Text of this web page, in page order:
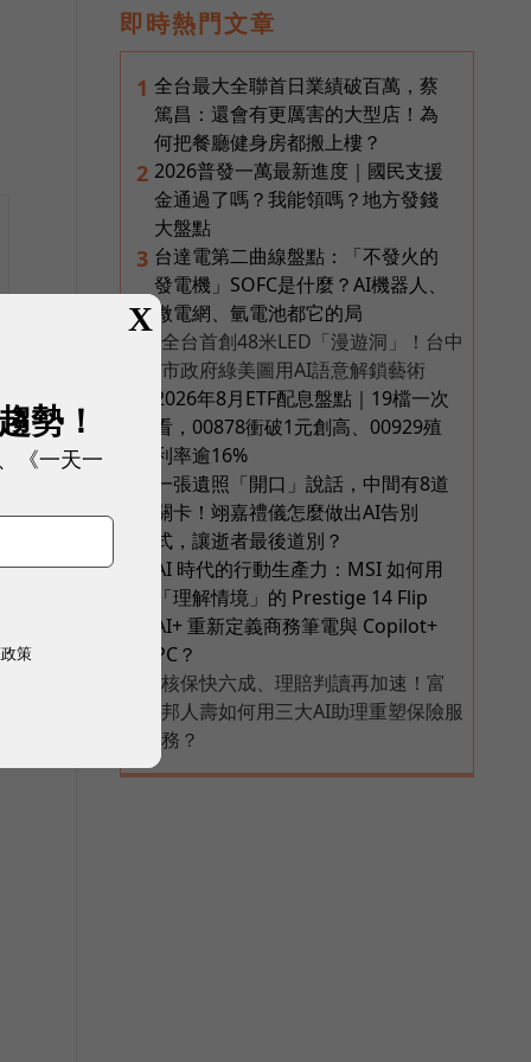
即時熱門文章
1 全台最大全聯首日業績破百萬，蔡
篤昌：還會有更厲害的大型店！為
何把餐廳健身房都搬上樓？
2 2026普發一萬最新進度｜國民支援
金通過了嗎？我能領嗎？地方發錢
大盤點
3 台達電第二曲線盤點：「不發火的
發電機」SOFC是什麼？AI機器人、
微電網、氫電池都它的局
全台首創48米LED「漫遊洞」！台中
市政府綠美圖用AI語意解鎖藝術
2026年8月ETF配息盤點｜19檔一次
看，00878衝破1元創高、00929殖
利率逾16%
一張遺照「開口」說話，中間有8道
關卡！翊嘉禮儀怎麼做出AI告別
式，讓逝者最後道別？
AI 時代的行動生產力：MSI 如何用
「理解情境」的 Prestige 14 Flip
AI+ 重新定義商務筆電與 Copilot+
PC？
核保快六成、理賠判讀再加速！富
邦人壽如何用三大AI助理重塑保險服
務？
X
勢！
《一天一
策